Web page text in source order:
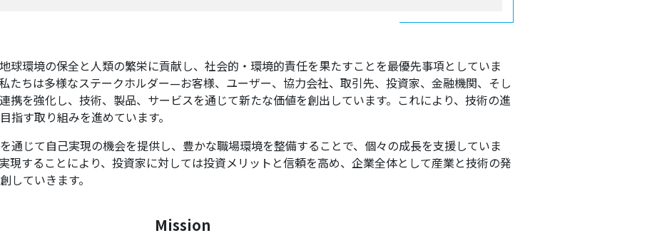
球環境の保全と人類の繁栄に貢献し、社会的・環境的責任を果たすことを最優先事項としていま
たちは多様なステークホルダー—お客様、ユーザー、協力会社、取引先、投資家、金融機関、そし
携を強化し、技術、製品、サービスを通じて新たな価値を創出しています。これにより、技術の進
指す取り組みを進めています。
通じて自己実現の機会を提供し、豊かな職場環境を整備することで、個々の成長を支援していま
現することにより、投資家に対しては投資メリットと信頼を高め、企業全体として産業と技術の発
していきます。
Mission